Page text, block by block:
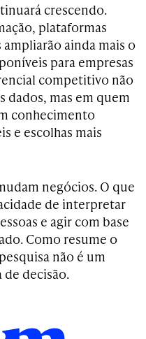
crescendo.
plataformas
ainda mais o
para empresas
competitivo não
dados, mas em quem
conhecimento
e escolhas mais
negócios. O que
de interpretar
e agir com base
Como resume o
não é um
decisão.